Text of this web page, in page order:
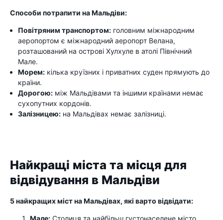
Способи потрапити на Мальдіви:
Повітряним транспортом: головним міжнародним
аеропортом є міжнародний аеропорт Велана,
розташований на острові Хулхуле в атолі Північний
Мале.
Морем: кілька круїзних і приватних суден прямують до
країни.
Дорогою: між Мальдівами та іншими країнами немає
сухопутних кордонів.
Залізницею: на Мальдівах немає залізниці.
Найкращі міста та місця для
відвідування в Мальдіви
5 найкращих міст на Мальдівах, які варто відвідати:
Мале: Столиця та найбільш густонаселене місто